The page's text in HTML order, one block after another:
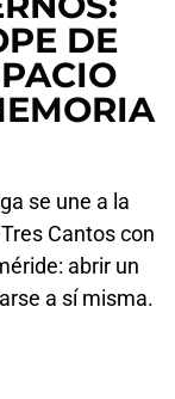
DE
se une a la
Cantos con
abrir un
a sí misma.